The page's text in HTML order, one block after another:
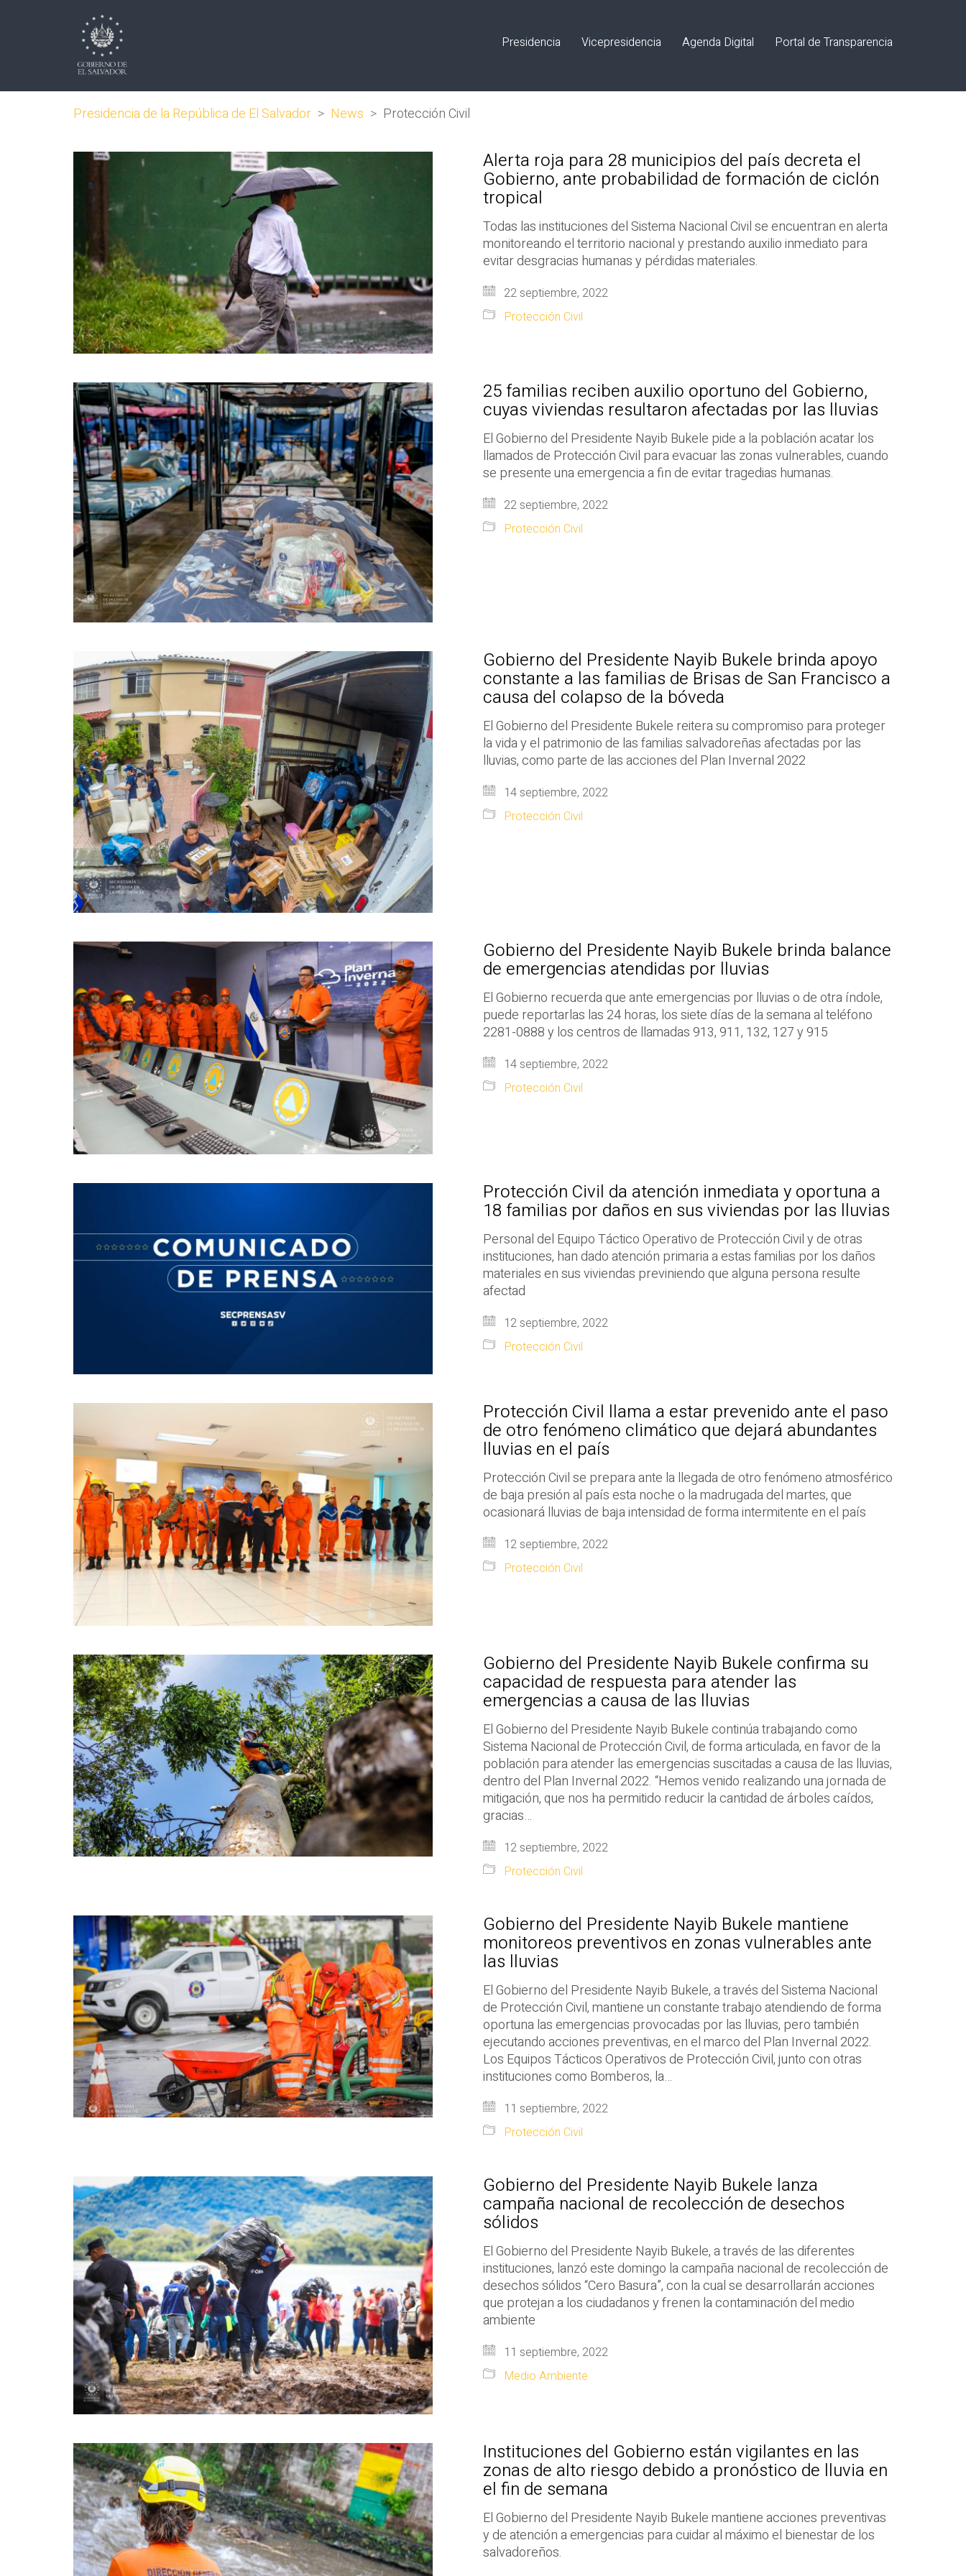
Presidencia Vicepresidencia Agenda Digital Portal de Transparencia
Presidencia de la República de El Salvador > News > Protección Civil
Alerta roja para 28 municipios del país decreta el
Gobierno, ante probabilidad de formación de ciclón
tropical
Todas las instituciones del Sistema Nacional Civil se encuentran en alerta
monitoreando el territorio nacional y prestando auxilio inmediato para
evitar desgracias humanas y pérdidas materiales.
22 septiembre, 2022
Protección Civil
25 familias reciben auxilio oportuno del Gobierno,
cuyas viviendas resultaron afectadas por las lluvias
El Gobierno del Presidente Nayib Bukele pide a la población acatar los
llamados de Protección Civil para evacuar las zonas vulnerables, cuando
se presente una emergencia a fin de evitar tragedias humanas.
22 septiembre, 2022
Protección Civil
Gobierno del Presidente Nayib Bukele brinda apoyo
constante a las familias de Brisas de San Francisco a
causa del colapso de la bóveda
El Gobierno del Presidente Bukele reitera su compromiso para proteger
la vida y el patrimonio de las familias salvadoreñas afectadas por las
lluvias, como parte de las acciones del Plan Invernal 2022
14 septiembre, 2022
Protección Civil
Gobierno del Presidente Nayib Bukele brinda balance
de emergencias atendidas por lluvias
El Gobierno recuerda que ante emergencias por lluvias o de otra índole,
puede reportarlas las 24 horas, los siete días de la semana al teléfono
2281-0888 y los centros de llamadas 913, 911, 132, 127 y 915
14 septiembre, 2022
Protección Civil
Protección Civil da atención inmediata y oportuna a
18 familias por daños en sus viviendas por las lluvias
Personal del Equipo Táctico Operativo de Protección Civil y de otras
instituciones, han dado atención primaria a estas familias por los daños
materiales en sus viviendas previniendo que alguna persona resulte
afectad
12 septiembre, 2022
Protección Civil
Protección Civil llama a estar prevenido ante el paso
de otro fenómeno climático que dejará abundantes
lluvias en el país
Protección Civil se prepara ante la llegada de otro fenómeno atmosférico
de baja presión al país esta noche o la madrugada del martes, que
ocasionará lluvias de baja intensidad de forma intermitente en el país
12 septiembre, 2022
Protección Civil
Gobierno del Presidente Nayib Bukele confirma su
capacidad de respuesta para atender las
emergencias a causa de las lluvias
El Gobierno del Presidente Nayib Bukele continúa trabajando como
Sistema Nacional de Protección Civil, de forma articulada, en favor de la
población para atender las emergencias suscitadas a causa de las lluvias,
dentro del Plan Invernal 2022. “Hemos venido realizando una jornada de
mitigación, que nos ha permitido reducir la cantidad de árboles caídos,
gracias…
12 septiembre, 2022
Protección Civil
Gobierno del Presidente Nayib Bukele mantiene
monitoreos preventivos en zonas vulnerables ante
las lluvias
El Gobierno del Presidente Nayib Bukele, a través del Sistema Nacional
de Protección Civil, mantiene un constante trabajo atendiendo de forma
oportuna las emergencias provocadas por las lluvias, pero también
ejecutando acciones preventivas, en el marco del Plan Invernal 2022.
Los Equipos Tácticos Operativos de Protección Civil, junto con otras
instituciones como Bomberos, la…
11 septiembre, 2022
Protección Civil
Gobierno del Presidente Nayib Bukele lanza
campaña nacional de recolección de desechos
sólidos
El Gobierno del Presidente Nayib Bukele, a través de las diferentes
instituciones, lanzó este domingo la campaña nacional de recolección de
desechos sólidos “Cero Basura”, con la cual se desarrollarán acciones
que protejan a los ciudadanos y frenen la contaminación del medio
ambiente
11 septiembre, 2022
Medio Ambiente
Instituciones del Gobierno están vigilantes en las
zonas de alto riesgo debido a pronóstico de lluvia en
el fin de semana
El Gobierno del Presidente Nayib Bukele mantiene acciones preventivas
y de atención a emergencias para cuidar al máximo el bienestar de los
salvadoreños.